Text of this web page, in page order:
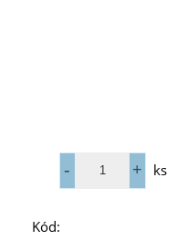
ks
Kód: